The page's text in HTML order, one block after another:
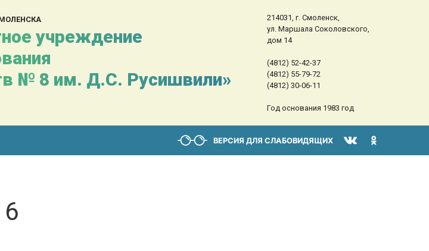
учреждение
№ 8 им. Д.С. Русишвили»
214031, г. Смоленск,
ул. Маршала Соколовского,
дом 14
(4812) 52-42-37
(4812) 55-79-72
(4812) 30-06-11
Год основания 1983 год
ВЕРСИЯ ДЛЯ СЛАБОВИДЯЩИХ